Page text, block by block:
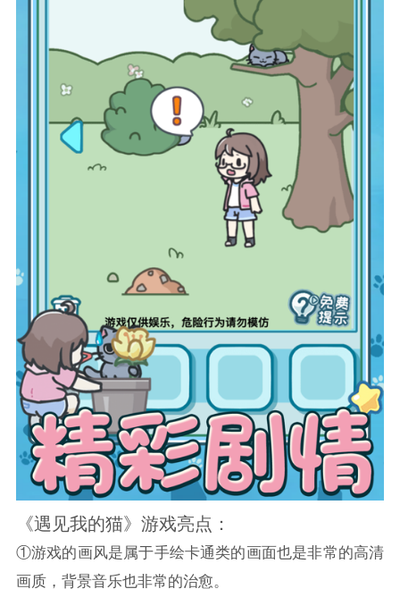
《遇见我的猫》游戏亮点：
①游戏的画风是属于手绘卡通类的画面也是非常的高清
画质，背景音乐也非常的治愈。